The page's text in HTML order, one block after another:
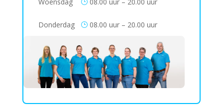
}
Donderdag }08.00 uur – 20.00 uur
Vrijdag} 08.00 uur – 20.00 uur